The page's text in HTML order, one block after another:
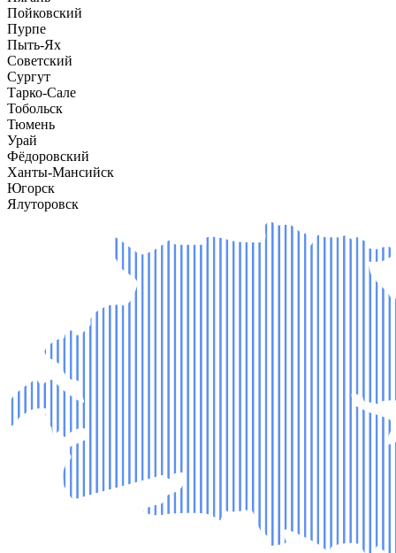
Пойковский
Пурпе
Пыть-Ях
Советский
Сургут
Тарко-Сале
Тобольск
Тюмень
Урай
Фёдоровский
Ханты-Мансийск
Югорск
Ялуторовск